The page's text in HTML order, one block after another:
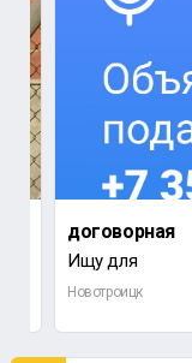
договорная
Ищу для
Новотроицк